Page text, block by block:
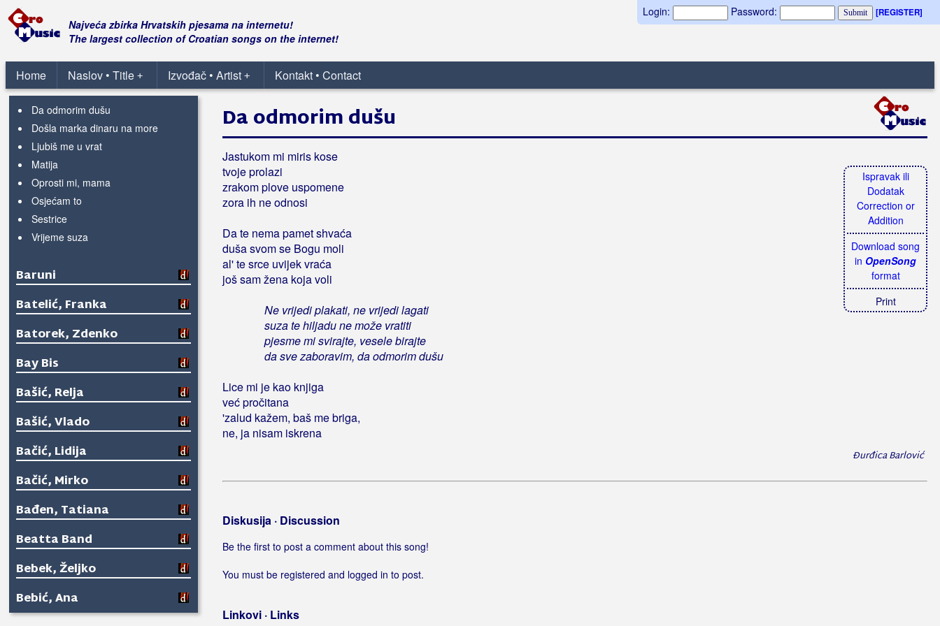
Login: Password: [REGISTER]
Najveća zbirka Hrvatskih pjesama na internetu!
The largest collection of Croatian songs on the internet!
Home +
Naslov • Title +
Izvođač • Artist Kontakt • Contact
Barić, Darko
Barlović, Đurđica
Da odmorim dušu
Došla marka dinaru na more
Ljubiš me u vrat
Matija
Oprosti mi, mama
Osjećam to
Sestrice
Vrijeme suza
Baruni
Batelić, Franka
Batorek, Zdenko
Bay Bis
Bašić, Relja
Bašić, Vlado
Bačić, Lidija
Bačić, Mirko
Bađen, Tatiana
Beatta Band
Bebek, Željko
Bebić, Ana
Ispravak ili
Dodatak
Correction or
Addition
Download song
in OpenSong
format
Print
Da odmorim dušu
Jastukom mi miris kose
tvoje prolazi
zrakom plove uspomene
zora ih ne odnosi
Da te nema pamet shvaća
duša svom se Bogu moli
al' te srce uvijek vraća
još sam žena koja voli
Ne vrijedi plakati, ne vrijedi lagati
suza te hiljadu ne može vratiti
pjesme mi svirajte, vesele birajte
da sve zaboravim, da odmorim dušu
Lice mi je kao knjiga
već pročitana
'zalud kažem, baš me briga,
ne, ja nisam iskrena
Đurđica Barlović
Diskusija · Discussion
Be the first to post a comment about this song!
You must be registered and logged in to post.
Linkovi · Links